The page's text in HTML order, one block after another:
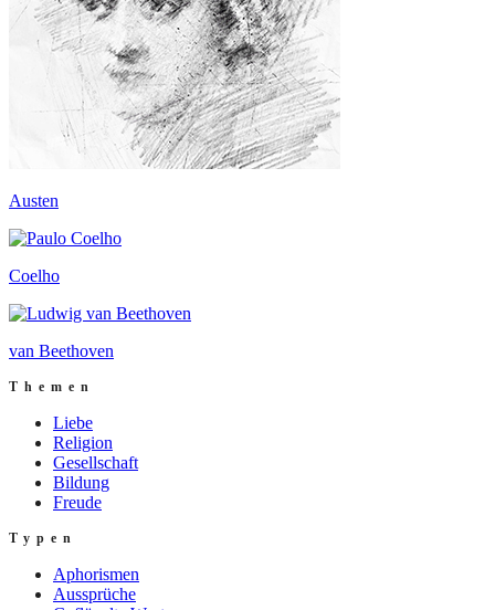
Austen
Coelho
van Beethoven
Themen
Liebe
Religion
Gesellschaft
Bildung
Freude
Typen
Aphorismen
Aussprüche